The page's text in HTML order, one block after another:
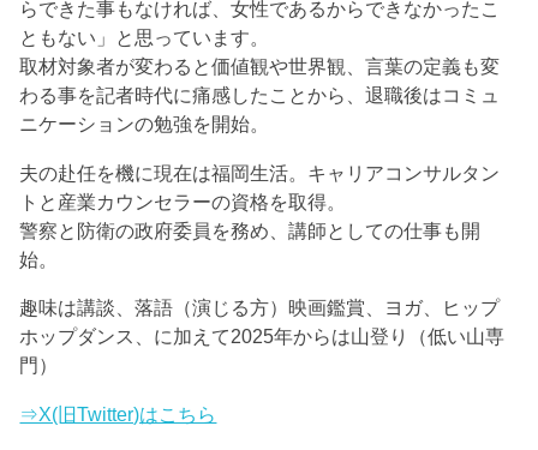
らできた事もなければ、女性であるからできなかったこ
ともない」と思っています。
取材対象者が変わると価値観や世界観、言葉の定義も変
わる事を記者時代に痛感したことから、退職後はコミュ
ニケーションの勉強を開始。
夫の赴任を機に現在は福岡生活。キャリアコンサルタン
トと産業カウンセラーの資格を取得。
警察と防衛の政府委員を務め、講師としての仕事も開
始。
趣味は講談、落語（演じる方）映画鑑賞、ヨガ、ヒップ
ホップダンス、に加えて2025年からは山登り（低い山専
門）
⇒X(旧Twitter)はこちら